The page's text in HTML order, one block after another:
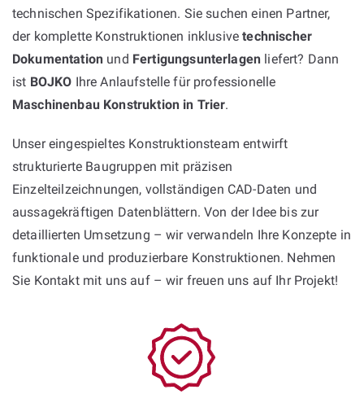
technischen Spezifikationen. Sie suchen einen Partner,
der komplette Konstruktionen inklusivetechnischer
Dokumentation und Fertigungsunterlagen liefert? Dann
ist BOJKO Ihre Anlaufstelle für professionelle
Maschinenbau Konstruktion in Trier.
Unser eingespieltes Konstruktionsteam entwirft
strukturierte Baugruppen mit präzisen
Einzelteilzeichnungen, vollständigen CAD-Daten und
aussagekräftigen Datenblättern. Von der Idee bis zur
detaillierten Umsetzung – wir verwandeln Ihre Konzepte in
funktionale und produzierbare Konstruktionen. Nehmen
Sie Kontakt mit uns auf – wir freuen uns auf Ihr Projekt!